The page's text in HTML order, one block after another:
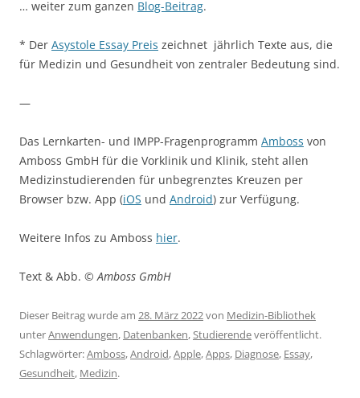
… weiter zum ganzen Blog-Beitrag.
* Der Asystole Essay Preis zeichnet jährlich Texte aus, die
für Medizin und Gesundheit von zentraler Bedeutung sind.
—
Das Lernkarten- und IMPP-Fragenprogramm Amboss von
Amboss GmbH für die Vorklinik und Klinik, steht allen
Medizinstudierenden für unbegrenztes Kreuzen per
Browser bzw. App (iOS und Android) zur Verfügung.
Weitere Infos zu Amboss hier.
Text & Abb. ©Amboss GmbH
Dieser Beitrag wurde am 28. März 2022von Medizin-Bibliothek
unterAnwendungen, Datenbanken,Studierendeveröffentlicht.
Schlagwörter:Amboss,Android,Apple,Apps, Diagnose, Essay,
Gesundheit, Medizin.